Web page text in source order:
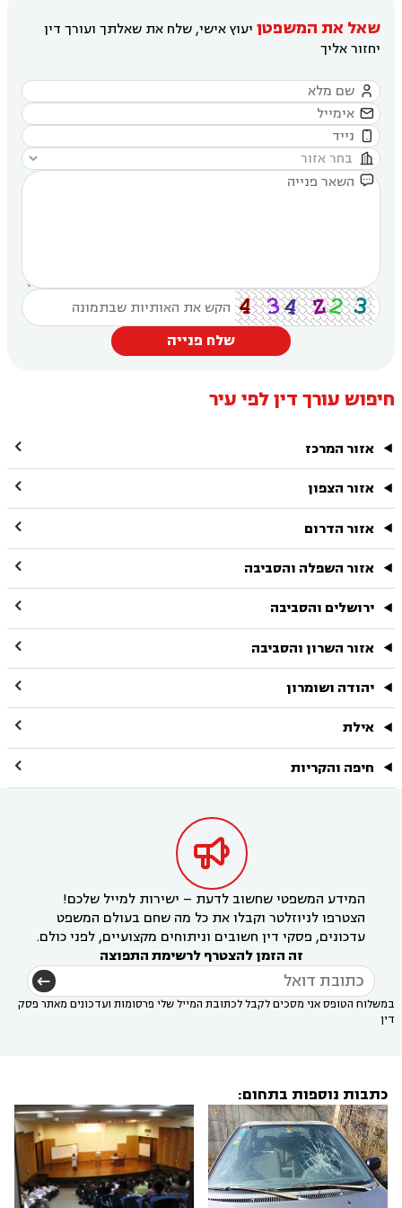
שאל את המשפטן יעוץ אישי, שלח את שאלתך ועורך דין
יחזור אליך





שלח פנייה
חיפוש עורך דין לפי עיר
אזור המרכז 
אזור הצפון 
אזור הדרום 
אזור השפלה והסביבה 
ירושלים והסביבה 
אזור השרון והסביבה 
יהודה ושומרון 
אילת 
חיפה והקריות 

המידע המשפטי שחשוב לדעת – ישירות למייל שלכם!
הצטרפו לניוזלטר וקבלו את כל מה שחם בעולם המשפט
עדכונים, פסקי דין חשובים וניתוחים מקצועיים, לפני כולם.
זה הזמן להצטרף לרשימת התפוצה
במשלוח הטופס אני מסכים לקבל לכתובת המייל שלי פרסומות ועדכונים מאתר פסק
דין
כתבות נוספות בתחום: